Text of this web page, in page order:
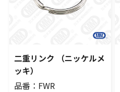
二重リンク （ニッケルメ
ッキ）
品番：FWR